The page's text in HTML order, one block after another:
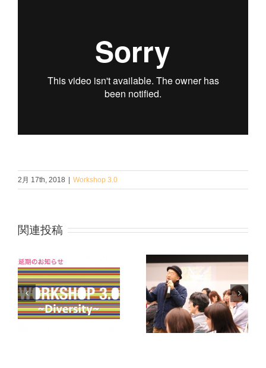
2月 17th, 2018 | Workshop 3.0
関連投稿
Workshop3.0
〜リフレクシ
ョン！「未
2016
Workshop3.0
〜ひらめきを
可視化する〜